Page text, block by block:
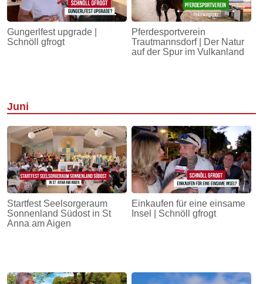
Gungerlfest upgrade |
Schnöll gfrogt
Pferdesportverein
Trautmannsdorf | Der Natur
auf der Spur im Vulkanland
Juni
Startfest Seelsorgeraum
Sonnenland Südost in St
Anna am Aigen
Einkaufen für eine einsame
Insel | Schnöll gfrogt